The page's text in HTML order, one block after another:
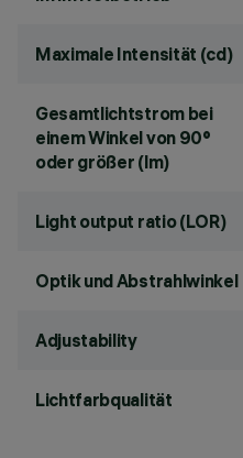
Maximale Intensität (cd)
Gesamtlichtstrom bei
einem Winkel von 90°
oder größer (lm)
Light output ratio (LOR)
Optik und Abstrahlwinkel
Adjustability
Lichtfarbqualität